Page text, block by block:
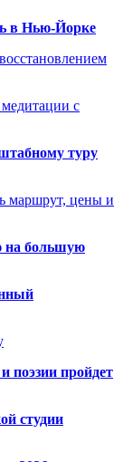
в Нью-Йорке
с
туру
маршрут, цены и
на большую
поэзии пройдет
студии